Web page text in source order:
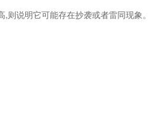
说明它可能存在抄袭或者雷同现象。